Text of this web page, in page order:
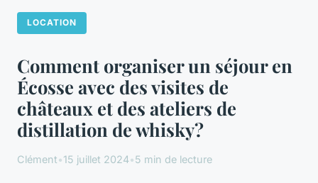
LOCATION
Comment organiser un séjour en
Écosse avec des visites de
châteaux et des ateliers de
distillation de whisky?
Clément•15 juillet 2024•5 min de lecture